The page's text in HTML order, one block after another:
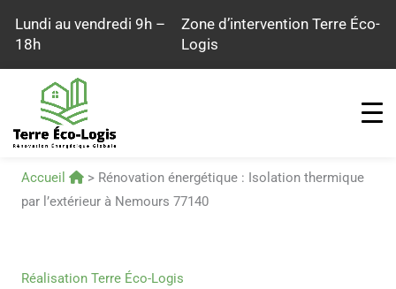
Lundi au vendredi 9h –
18h
Zone d’intervention Terre Éco-
Logis
Accueil > Rénovation énergétique : Isolation thermique
par l’extérieur à Nemours 77140
Réalisation Terre Éco-Logis